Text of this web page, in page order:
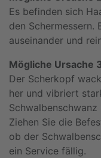
Es befinden sich
den Schermessern.
auseinander und
Mögliche Ursache
Der Scherkopf
her und vibriert
Ziehen Sie die
ob der
ein Service fällig.